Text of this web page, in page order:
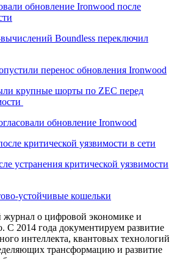
обновление Ironwood после
Boundless переключил
перенос обновления Ironwood
крупные шорты по ZEC перед
обновление Ironwood
критической уязвимости в сети
устранения критической уязвимости
устойчивые кошельки
о цифровой экономике и
С 2014 года документируем развитие
интеллекта, квантовых технологий
трансформацию и развитие